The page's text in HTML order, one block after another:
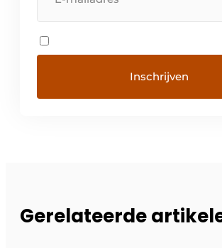
Gerelateerde